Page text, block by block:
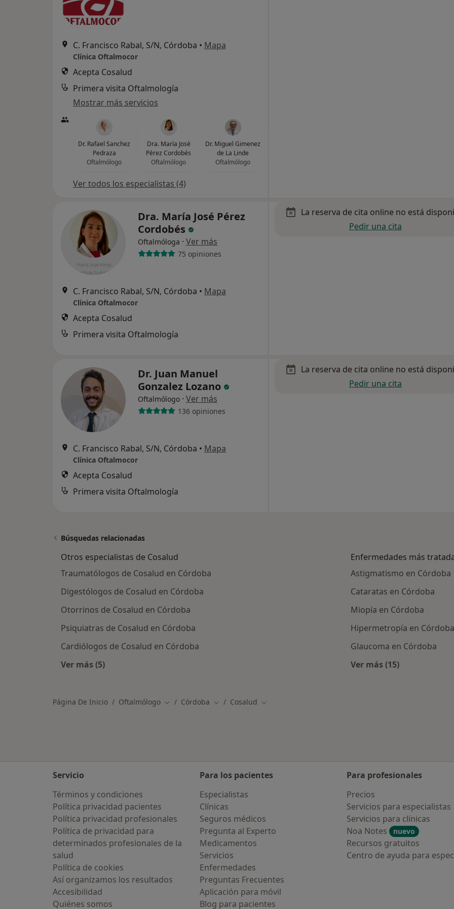
C. Francisco Rabal, S/N, Córdoba • Mapa
Clínica Oftalmocor
Acepta Cosalud
Primera visita Oftalmología
Mostrar más servicios
Dr. Rafael Sanchez
Pedraza
Oftalmólogo
Dra. María José
Pérez Cordobés
Oftalmólogo
Dr. Miguel Gimenez
de La Linde
Oftalmólogo
Ver todos los especialistas (4)
Dra. María José Pérez
Cordobés
Oftalmóloga · Ver más
75 opiniones
C. Francisco Rabal, S/N, Córdoba • Mapa
Clínica Oftalmocor
Acepta Cosalud
Primera visita Oftalmología
La reserva de cita online no está
Pedir una cita
Dr. Juan Manuel
Gonzalez Lozano
Oftalmólogo · Ver más
136 opiniones
C. Francisco Rabal, S/N, Córdoba • Mapa
Clínica Oftalmocor
Acepta Cosalud
Primera visita Oftalmología
La reserva de cita online no está
Pedir una cita
Búsquedas relacionadas
Otros especialistas de Cosalud
Traumatólogos de Cosalud en Córdoba
Digestólogos de Cosalud en Córdoba
Otorrinos de Cosalud en Córdoba
Psiquiatras de Cosalud en Córdoba
Cardiólogos de Cosalud en Córdoba
Ver más (5)
Enfermedades más
Astigmatismo en Córdoba
Cataratas en Córdoba
Miopía en Córdoba
Hipermetropía en Córdoba
Glaucoma en Córdoba
Ver más (15)
Página De Inicio Oftalmólogo Cambiar de ciudad
Córdoba Cambiar de ciudad
Cosalud Cambiar de ciudad
Servicio
Términos y condiciones
Política privacidad pacientes
Política privacidad profesionales
Política de privacidad para
determinados profesionales de la
salud
Política de cookies
Así organizamos los resultados
Accesibilidad
Quiénes somos
Para los pacientes
Especialistas
Clínicas
Seguros médicos
Pregunta al Experto
Medicamentos
Servicios
Enfermedades
Preguntas Frecuentes
Aplicación para móvil
Blog para pacientes
Para profesionales
Precios
Servicios para especialistas
Servicios para clínicas
Noa Notes
nuevo
Recursos gratuitos
Centro de ayuda para